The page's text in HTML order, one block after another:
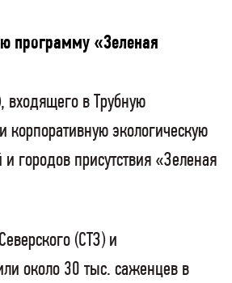
программу «Зеленая
входящего в Трубную
экологическую
городов присутствия «Зеленая
(СТЗ) и
около 30 тыс. саженцев в